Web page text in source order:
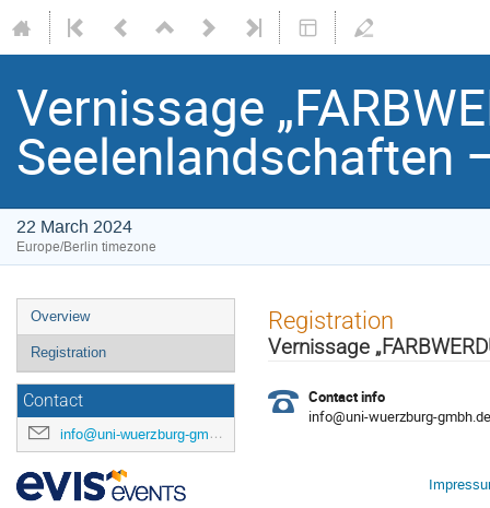
Vernissage
Seelenlandschaften
22 March 2024
Europe/Berlin timezone
Event
menu
Overview
Registration
Contact
info@uni-wuerzburg-gmbh.de
Registration
Vernissage
Contact info
info@uni-wuerzburg-gmbh.de